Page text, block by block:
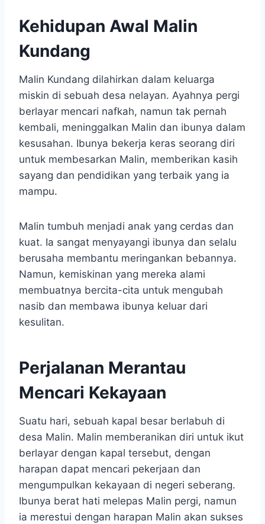
Kehidupan Awal Malin
Kundang
Malin Kundang dilahirkan dalam keluarga
miskin di sebuah desa nelayan. Ayahnya pergi
berlayar mencari nafkah, namun tak pernah
kembali, meninggalkan Malin dan ibunya dalam
kesusahan. Ibunya bekerja keras seorang diri
untuk membesarkan Malin, memberikan kasih
sayang dan pendidikan yang terbaik yang ia
mampu.
Malin tumbuh menjadi anak yang cerdas dan
kuat. Ia sangat menyayangi ibunya dan selalu
berusaha membantu meringankan bebannya.
Namun, kemiskinan yang mereka alami
membuatnya bercita-cita untuk mengubah
nasib dan membawa ibunya keluar dari
kesulitan.
Perjalanan Merantau
Mencari Kekayaan
Suatu hari, sebuah kapal besar berlabuh di
desa Malin. Malin memberanikan diri untuk ikut
berlayar dengan kapal tersebut, dengan
harapan dapat mencari pekerjaan dan
mengumpulkan kekayaan di negeri seberang.
Ibunya berat hati melepas Malin pergi, namun
ia merestui dengan harapan Malin akan sukses